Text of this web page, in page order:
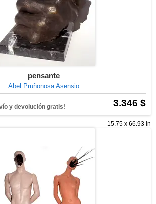
pensante
Abel Pruñonosa Asensio
3.346 $
y devolución gratis!
15.75 x 66.93 in